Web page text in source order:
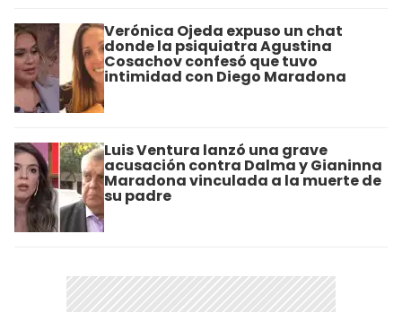
Verónica Ojeda expuso un chat
donde la psiquiatra Agustina
Cosachov confesó que tuvo
intimidad con Diego Maradona
Luis Ventura lanzó una grave
acusación contra Dalma y Gianinna
Maradona vinculada a la muerte de
su padre